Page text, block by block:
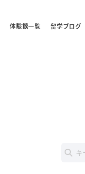
体験談一覧 留学ブログ